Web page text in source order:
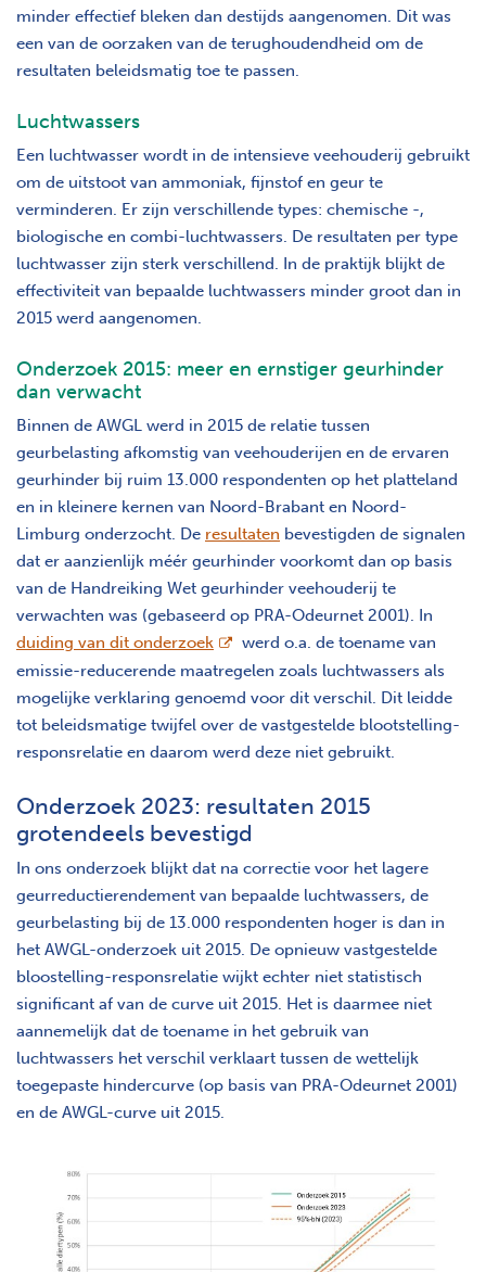
minder effectief bleken dan destijds aangenomen. Dit was
een van de oorzaken van de terughoudendheid om de
resultaten beleidsmatig toe te passen.
Luchtwassers
Een luchtwasser wordt in de intensieve veehouderij gebruikt
om de uitstoot van ammoniak, fijnstof en geur te
verminderen. Er zijn verschillende types: chemische -,
biologische en combi-luchtwassers. De resultaten per type
luchtwasser zijn sterk verschillend. In de praktijk blijkt de
effectiviteit van bepaalde luchtwassers minder groot dan in
2015 werd aangenomen.
Onderzoek 2015: meer en ernstiger geurhinder
dan verwacht
Binnen de AWGL werd in 2015 de relatie tussen
geurbelasting afkomstig van veehouderijen en de ervaren
geurhinder bij ruim 13.000 respondenten op het platteland
en in kleinere kernen van Noord-Brabant en Noord-
Limburg onderzocht. De resultaten bevestigden de signalen
dat er aanzienlijk méér geurhinder voorkomt dan op basis
van de Handreiking Wet geurhinder veehouderij te
verwachten was (gebaseerd op PRA-Odeurnet 2001). In
duiding van dit onderzoek opent nieuw scherm
werd o.a. de toename van
emissie-reducerende maatregelen zoals luchtwassers als
mogelijke verklaring genoemd voor dit verschil. Dit leidde
tot beleidsmatige twijfel over de vastgestelde blootstelling-
responsrelatie en daarom werd deze niet gebruikt.
Onderzoek 2023: resultaten 2015
grotendeels bevestigd
In ons onderzoek blijkt dat na correctie voor het lagere
geurreductierendement van bepaalde luchtwassers, de
geurbelasting bij de 13.000 respondenten hoger is dan in
het AWGL-onderzoek uit 2015. De opnieuw vastgestelde
bloostelling-responsrelatie wijkt echter niet statistisch
significant af van de curve uit 2015. Het is daarmee niet
aannemelijk dat de toename in het gebruik van
luchtwassers het verschil verklaart tussen de wettelijk
toegepaste hindercurve (op basis van PRA-Odeurnet 2001)
en de AWGL-curve uit 2015.